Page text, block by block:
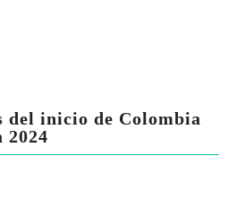
del inicio de Colombia
2024